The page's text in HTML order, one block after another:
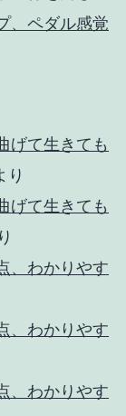
、ペダル感覚
げて生きても
り
げて生きても
、わかりやす
、わかりやす
、わかりやす